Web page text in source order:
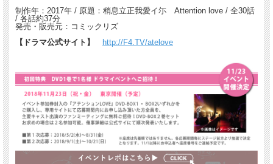
制作年：2017年 / 原題：稍息立正我愛イ尓 Attention love / 全30話
/ 各話約37分
発売・販売元：コミックリズ
【ドラマ公式サイト】
http://F4.TV/atelove